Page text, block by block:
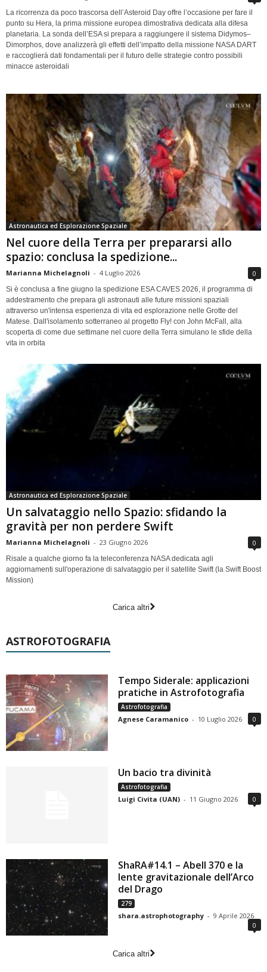
La ricorrenza da poco trascorsa dell’Asteroid Day offre l’occasione per fare il
punto su Hera, la prima missione europea dimostrativa dedicata alla difesa
planetaria. La sonda dell’ESA si prepara a raggiungere il sistema Didymos–
Dimorphos, dove analizzerà gli effetti dell’impatto della missione NASA DART
e raccoglierà dati fondamentali per il futuro delle strategie contro possibili
minacce asteroidali
Astronautica ed Esplorazione Spaziale
Nel cuore della Terra per prepararsi allo
spazio: conclusa la spedizione...
Marianna Michelagnoli - 4 Luglio 2026 0
Si è conclusa a fine giugno la spedizione ESA CAVES 2026, il programma di
addestramento che prepara gli astronauti alle future missioni spaziali
attraverso un'intensa esperienza di vita ed esplorazione nelle Grotte del
Matese. Dall'isolamento sotterraneo al progetto Fly! con John McFall, alla
scoperta di come due settimane nel cuore della Terra simulano le sfide della
vita in orbita
Astronautica ed Esplorazione Spaziale
Un salvataggio nello Spazio: sfidando la
gravità per non perdere Swift
Marianna Michelagnoli - 23 Giugno 2026 0
Risale a qualche giorno fa la teleconferenza NASA dedicata agli
aggiornamenti sull'operazione di salvataggio per il satellite Swift (la Swift Boost
Mission)
Carica altri
ASTROFOTOGRAFIA
Tempo Siderale: applicazioni
pratiche in Astrofotografia
Astrofotografia
Agnese Caramanico - 10 Luglio 2026 0
Un bacio tra divinità
Astrofotografia
Luigi Civita (UAN) - 11 Giugno 2026 0
ShaRA#14.1 – Abell 370 e la
lente gravitazionale dell’Arco
del Drago
279
shara.astrophotography - 9 Aprile 2026
0
Carica altri